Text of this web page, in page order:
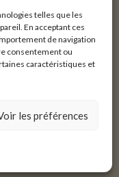
telles que les
En acceptant ces
de navigation
consentement ou
caractéristiques et
les préférences